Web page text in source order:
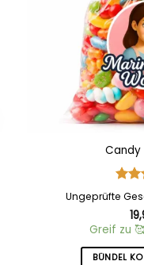
Candy
Ungeprüfte
Greif zu
BÜNDEL